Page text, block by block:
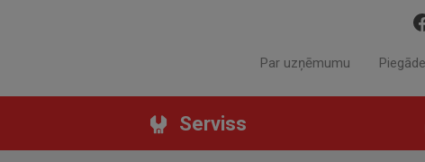
Par uzņēmumu
Serviss